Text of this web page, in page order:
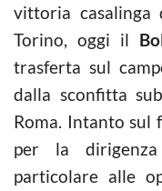
vittoria casalinga
Torino, oggi il
trasferta sul
dalla sconfitta
Roma. Intanto sul
per la
particolare alle